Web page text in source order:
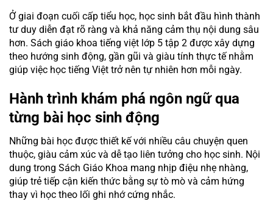
Ở giai đoạn cuối cấp tiểu học, học sinh bắt đầu hình thành
tư duy diễn đạt rõ ràng và khả năng cảm thụ nội dung sâu
hơn. Sách giáo khoa tiếng việt lớp 5 tập 2 được xây dựng
theo hướng sinh động, gần gũi và giàu tính thực tế nhằm
giúp việc học tiếng Việt trở nên tự nhiên hơn mỗi ngày.
Hành trình khám phá ngôn ngữ qua
từng bài học sinh động
Những bài học được thiết kế với nhiều câu chuyện quen
thuộc, giàu cảm xúc và dễ tạo liên tưởng cho học sinh. Nội
dung trong Sách Giáo Khoa mang nhịp điệu nhẹ nhàng,
giúp trẻ tiếp cận kiến thức bằng sự tò mò và cảm hứng
thay vì học theo lối ghi nhớ cứng nhắc.